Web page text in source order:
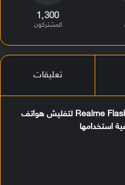
1٬300
المشتركون
تعليقات
تحميل أداة Realme Flash Tool لتفليش هواتف
استخدامها